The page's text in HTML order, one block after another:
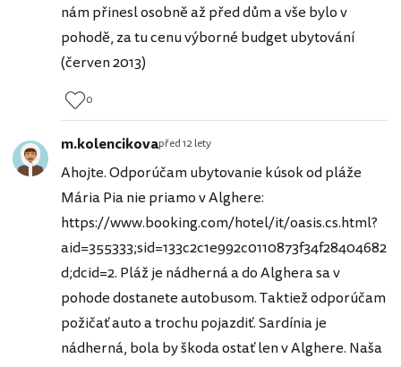
nám přinesl osobně až před dům a vše bylo v
pohodě, za tu cenu výborné budget ubytování
(červen 2013)
0
m.kolencikovapřed 12 lety
Ahojte. Odporúčam ubytovanie kúsok od pláže
Mária Pia nie priamo v Alghere:
https://www.booking.com/hotel/it/oasis.cs.html?
aid=355333;sid=133c2c1e992c0110873f34f28404682
d;dcid=2. Pláž je nádherná a do Alghera sa v
pohode dostanete autobusom. Taktiež odporúčam
požičať auto a trochu pojazdiť. Sardínia je
nádherná, bola by škoda ostať len v Alghere. Naša